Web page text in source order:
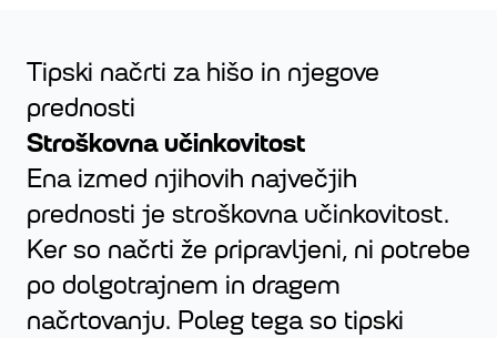
Tipski načrti za hišo in njegove
prednosti
Stroškovna učinkovitost
Ena izmed njihovih največjih
prednosti je stroškovna učinkovitost.
Ker so načrti že pripravljeni, ni potrebe
po dolgotrajnem in dragem
načrtovanju. Poleg tega so tipski